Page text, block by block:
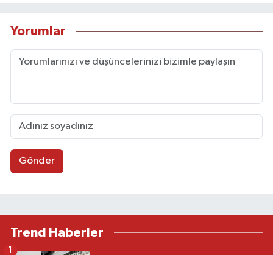
Yorumlar
Gönder
Trend Haberler
1